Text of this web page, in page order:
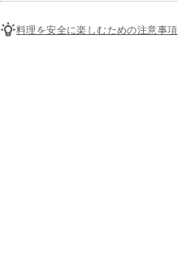
料理を安全に楽しむための注意事項